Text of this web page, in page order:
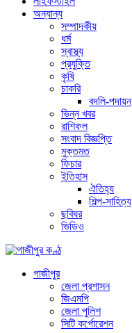
অন্যান্য
সম্পাদকীয়
ধর্ম
স্বাস্থ্য
প্রযুক্তি
কৃষি
চাকরি
বদলি-পদায়ন
ভিন্ন খবর
রাশিফল
সংবাদ বিজ্ঞপ্তি
মুক্তমত
ফিচার
ইতিহাস
ঐতিহ্য
শিল্প-সাহিত্য
ছবিঘর
ভিডিও
গাজীপুর
জেলা প্রশাসন
জিএমপি
জেলা পুলিশ
সিটি কর্পোরেশন